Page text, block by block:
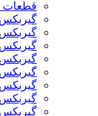
قطعات
گيربکس
گیربکس MVF
گیربکس VF
گیربکس
گیربکس